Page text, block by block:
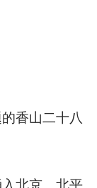
香山二十八
北京。北平